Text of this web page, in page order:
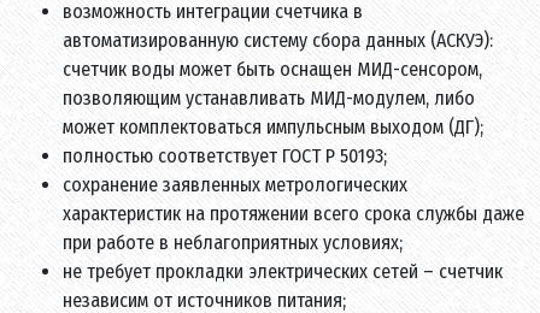
возможность интеграции счетчика в
автоматизированную систему сбора данных (АСКУЭ):
счетчик воды может быть оснащен МИД-сенсором,
позволяющим устанавливать МИД-модулем, либо
может комплектоваться импульсным выходом (ДГ);
полностью соответствует ГОСТ Р 50193;
сохранение заявленных метрологических
характеристик на протяжении всего срока службы даже
при работе в неблагоприятных условиях;
не требует прокладки электрических сетей – счетчик
независим от источников питания;